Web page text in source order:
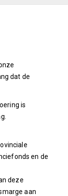
dat de
is
en de
deze
aan